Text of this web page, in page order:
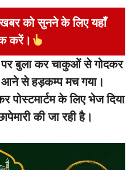
को सुनने के लिए यहाँ
करें।
बुला कर चाकुओं से गोदकर
आने से हड़कम्प मच गया।
के लिए भेज दिया
की जा रही है।